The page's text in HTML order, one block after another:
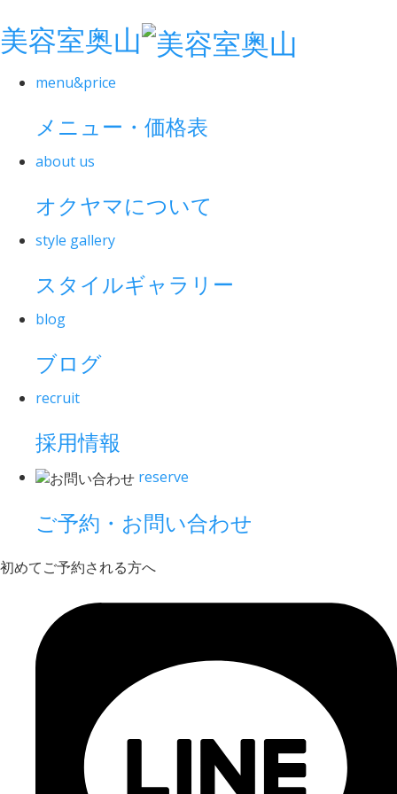
美容室奥山
menu&price
メニュー・価格表
about us
オクヤマについて
style gallery
スタイルギャラリー
blog
ブログ
recruit
採用情報
reserve
ご予約・お問い合わせ
初めてご予約される方へ